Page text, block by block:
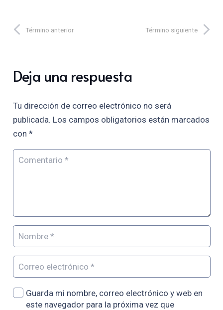
Término anterior Término siguiente
Deja una respuesta
Tu dirección de correo electrónico no será
publicada. Los campos obligatorios están marcados
con *
Guarda mi nombre, correo electrónico y web en
este navegador para la próxima vez que